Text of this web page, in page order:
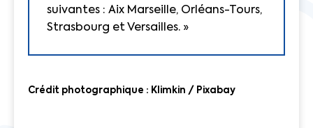
suivantes : Aix Marseille, Orléans-Tours,
Strasbourg et Versailles. »
Crédit photographique : Klimkin / Pixabay